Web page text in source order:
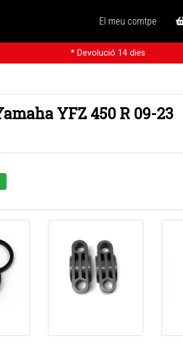
El meu comtpe
* Devolució 14 dies
YFZ 450 R 09-23